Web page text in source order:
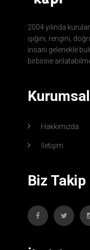
2004 yılında
ışığını, rengini,
insanı gelenekle
birbirine
Kurumsal
Hakkımızda
İletişim
Biz Takip